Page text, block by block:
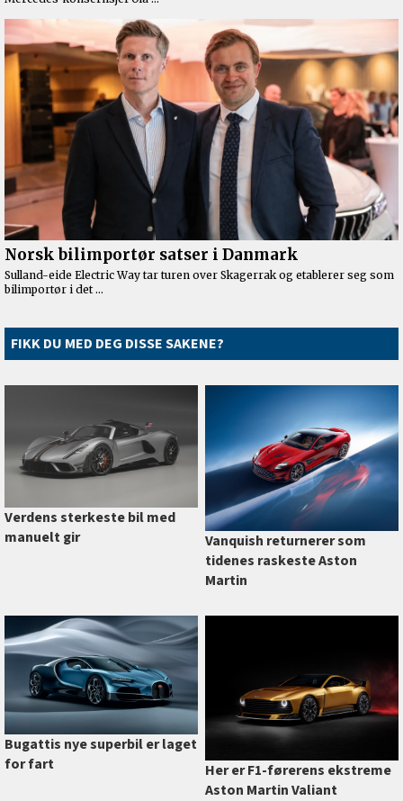
FIKK DU MED DEG DISSE SAKENE?
Verdens sterkeste bil med
manuelt gir
Vanquish returnerer som
tidenes raskeste Aston
Martin
Bugattis nye superbil er laget
for fart
Her er F1-førerens ekstreme
Aston Martin Valiant